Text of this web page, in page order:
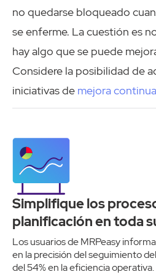
no quedarse bloqueado
se enferme. La cuestión es
hay algo que se puede
Considere la posibilidad de
iniciativas de mejora continua
Simplifique los
planificación en toda
Los usuarios de MRPeasy
en la precisión del seguimiento
del 54% en la eficiencia operativa.